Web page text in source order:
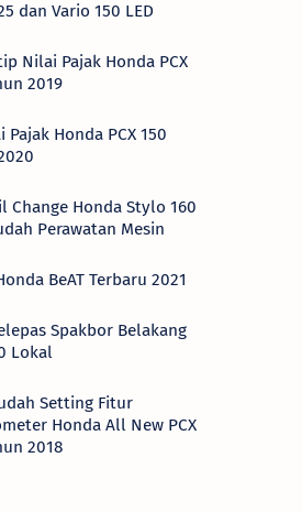
dan Vario 150 LED
Nilai Pajak Honda PCX
2019
Pajak Honda PCX 150
Change Honda Stylo 160
Perawatan Mesin
BeAT Terbaru 2021
Spakbor Belakang
Lokal
Setting Fitur
Honda All New PCX
2018